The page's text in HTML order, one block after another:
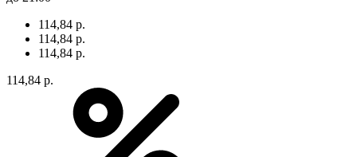
114,84 р.
114,84 р.
114,84 р.
114,84 р.